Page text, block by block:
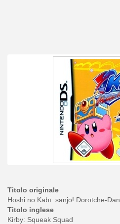
Titolo originale
Hoshi no Kābī: sanjō! Dorotche-Dan
Titolo inglese
Kirby: Squeak Squad